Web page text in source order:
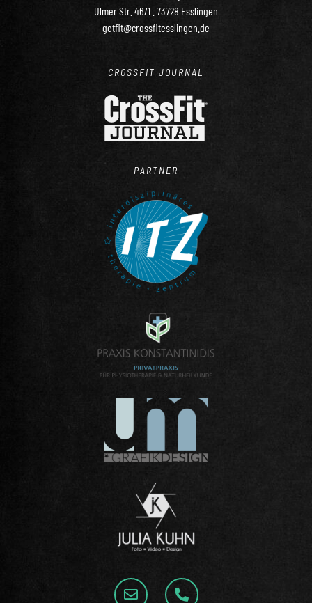
Ulmer Str. 46/1 . 73728 Esslingen
getfit@crossfitesslingen.de
CROSSFIT JOURNAL
PARTNER